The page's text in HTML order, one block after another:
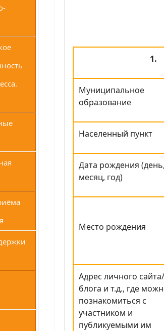
1.
Муниципальное
образование
Населенный пункт
Дата рождения (день,
месяц, год)
Место рождения
Адрес личного сайта/
блога и т.д., где
познакомиться с
участником и
публикуемыми им